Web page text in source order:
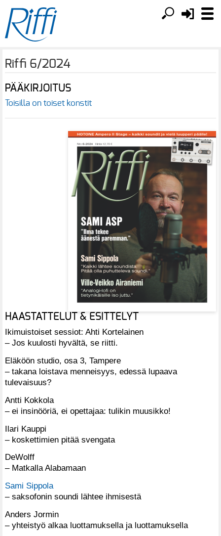
Riffi 6/2024
PÄÄKIRJOITUS
Toisilla on toiset konstit
HAASTATTELUT & ESITTELYT
Ikimuistoiset sessiot: Ahti Kortelainen
– Jos kuulosti hyvältä, se riitti.
Eläköön studio, osa 3, Tampere
– takana loistava menneisyys, edessä lupaava
tulevaisuus?
Antti Kokkola
– ei insinööriä, ei opettajaa: tulikin muusikko!
Ilari Kauppi
– koskettimien pitää svengata
DeWolff
– Matkalla Alabamaan
Sami Sippola
– saksofonin soundi lähtee ihmisestä
Anders Jormin
– yhteistyö alkaa luottamuksella ja luottamuksella